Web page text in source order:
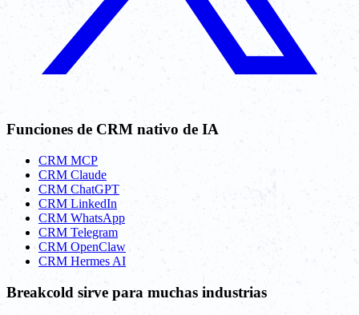
Funciones de CRM nativo de IA
CRM MCP
CRM Claude
CRM ChatGPT
CRM LinkedIn
CRM WhatsApp
CRM Telegram
CRM OpenClaw
CRM Hermes AI
Breakcold sirve para muchas industrias